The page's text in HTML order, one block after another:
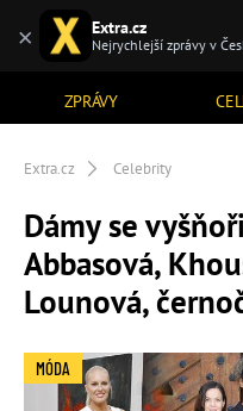
ZPRÁVY
Extra.cz Celebrity
Dámy se
Abbasová,
Lounová,
MÓDA
× Extra.cz
Nejrychlejší zprávy v